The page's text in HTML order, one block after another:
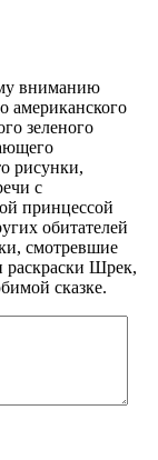
вниманию
американского
зеленого
рисунки,
с
принцессой
обитателей
смотревшие
раскраски Шрек,
сказке.